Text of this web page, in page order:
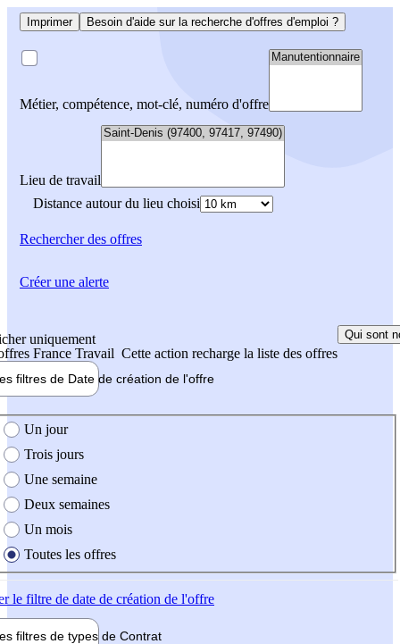
Imprimer Besoin d'aide sur la recherche d'offres d'emploi ?
Métier, compétence, mot-clé, numéro d'offre
Lieu de travail
Distance autour du lieu choisi
Rechercherdes offres
uniquement
France Travail Cette action recharge la liste des offres
Qui sont
filtres de Date de création de l'offre
création de l'offre
Un jour
Trois jours
Une semaine
Deux semaines
Un mois
Toutes les offres
le filtre de date de création de l'offre
filtres de types de Contrat
Créer une alerte